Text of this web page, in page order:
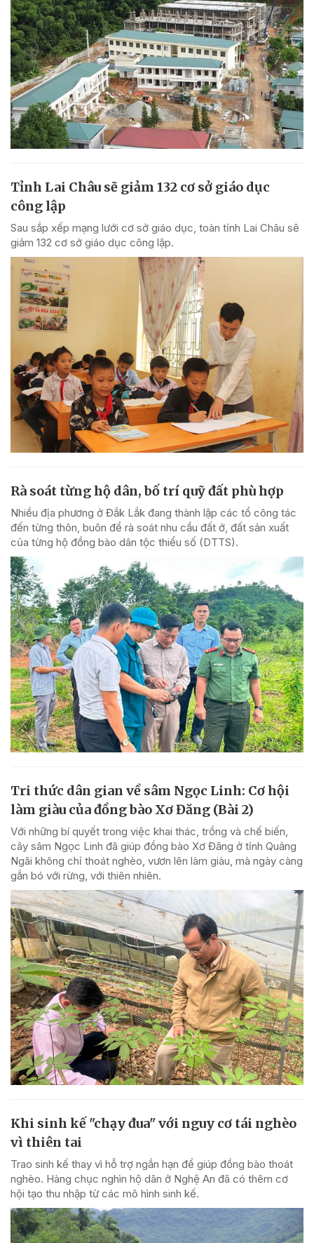
Tỉnh Lai Châu sẽ giảm 132 cơ sở giáo dục
công lập
Sau sắp xếp mạng lưới cơ sở giáo dục, toàn tỉnh Lai Châu sẽ
giảm 132 cơ sở giáo dục công lập.
Rà soát từng hộ dân, bố trí quỹ đất phù hợp
Nhiều địa phương ở Đắk Lắk đang thành lập các tổ công tác
đến từng thôn, buôn để rà soát nhu cầu đất ở, đất sản xuất
của từng hộ đồng bào dân tộc thiểu số (DTTS).
Tri thức dân gian về sâm Ngọc Linh: Cơ hội
làm giàu của đồng bào Xơ Đăng (Bài 2)
Với những bí quyết trong việc khai thác, trồng và chế biến,
cây sâm Ngọc Linh đã giúp đồng bào Xơ Đăng ở tỉnh Quảng
Ngãi không chỉ thoát nghèo, vươn lên làm giàu, mà ngày càng
gắn bó với rừng, với thiên nhiên.
Khi sinh kế "chạy đua" với nguy cơ tái nghèo
vì thiên tai
Trao sinh kế thay vì hỗ trợ ngắn hạn để giúp đồng bào thoát
nghèo. Hàng chục nghìn hộ dân ở Nghệ An đã có thêm cơ
hội tạo thu nhập từ các mô hình sinh kế.